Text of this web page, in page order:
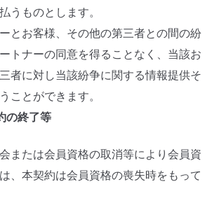
うものとします。
とお客様、その他の第三者との間の紛
トナーの同意を得ることなく、当該お
者に対し当該紛争に関する情報提供そ
ことができます。
の終了等
または会員資格の取消等により会員資
、本契約は会員資格の喪失時をもって